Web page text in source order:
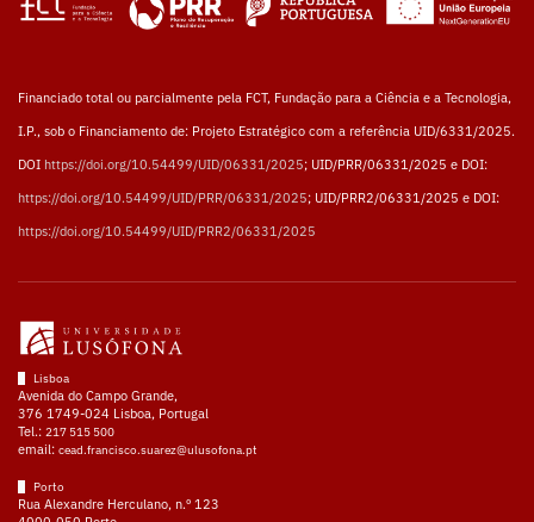
Financiado total ou parcialmente pela FCT, Fundação para a Ciência e a Tecnologia,
I.P., sob o Financiamento de: Projeto Estratégico com a referência UID/6331/2025.
DOI https://doi.org/10.54499/UID/06331/2025; UID/PRR/06331/2025 e DOI:
https://doi.org/10.54499/UID/PRR/06331/2025; UID/PRR2/06331/2025 e DOI:
https://doi.org/10.54499/UID/PRR2/06331/2025
Lisboa
Avenida do Campo Grande,
376 1749-024 Lisboa, Portugal
Tel.: 217 515 500
email: cead.francisco.suarez@ulusofona.pt
Porto
Rua Alexandre Herculano, n.º 123